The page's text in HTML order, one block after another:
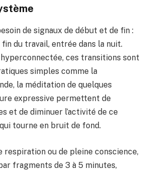
de signaux de début et de fin :
du travail, entrée dans la nuit.
hyperconnectée, ces transitions sont
simples comme la
la méditation de quelques
expressive permettent de
et de diminuer l’activité de ce
tourne en bruit de fond.
respiration ou de pleine conscience,
fragments de 3 à 5 minutes,